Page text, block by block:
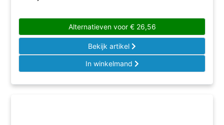
Alternatieven voor €26,56
Bekijk artikel
In winkelmand